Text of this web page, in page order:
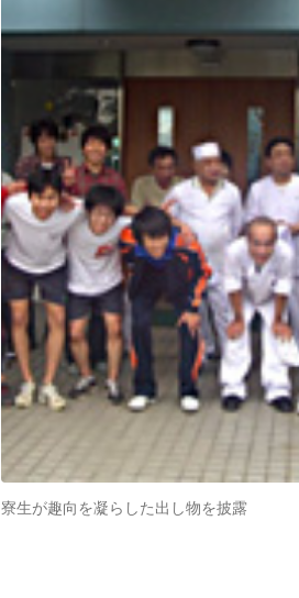
寮生が趣向を凝らした出し物を披露